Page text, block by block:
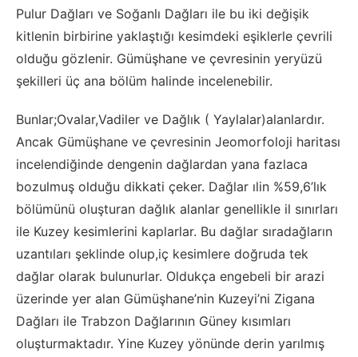
Pulur Dağları ve Soğanlı Dağları ile bu iki değişik
kitlenin birbirine yaklaştığı kesimdeki eşiklerle çevrili
olduğu gözlenir. Gümüşhane ve çevresinin yeryüzü
şekilleri üç ana bölüm halinde incelenebilir.
Bunlar;Ovalar,Vadiler ve Dağlık ( Yaylalar)alanlardır.
Ancak Gümüşhane ve çevresinin Jeomorfoloji haritası
incelendiğinde dengenin dağlardan yana fazlaca
bozulmuş olduğu dikkati çeker. Dağlar ılin %59,6’lık
bölümünü oluşturan dağlık alanlar genellikle il sınırları
ile Kuzey kesimlerini kaplarlar. Bu dağlar sıradağların
uzantıları şeklinde olup,iç kesimlere doğruda tek
dağlar olarak bulunurlar. Oldukça engebeli bir arazi
üzerinde yer alan Gümüşhane’nin Kuzeyi’ni Zigana
Dağları ile Trabzon Dağlarının Güney kısımları
oluşturmaktadır. Yine Kuzey yönünde derin yarılmış